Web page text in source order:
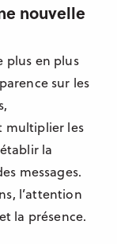
nouvelle
plus en plus
sur les
multiplier les
la
messages.
l’attention
la présence.